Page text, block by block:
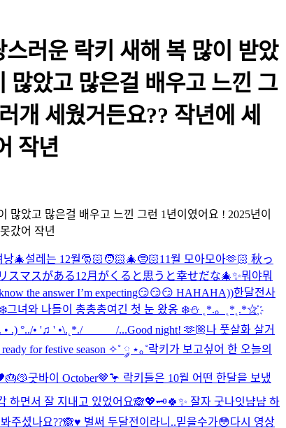
러운 락키 새해 복 많이 받았
많았고 많은걸 배우고 느낀 그
개 세웠거든요?? 작년에 세
작년
았고 많은걸 배우고 느낀 그런 1년이였어요 ! 2025년이
갔어 작년
낭🎄설레는 12월🎅🏻🧑🏻‍🎄🤶🏻11월 모아모아🫶🏻 秋っ
マスがある12月がくると思うと幸せだな🎄✨뭐야뭐
the answer I’m expecting😏😏😏 HAHAHA))한달전사
그녀와 나들이 총총총여긴 첫 눈 왔옹 ❄️⛄️ ˛*.。˛*˛.*☆҉
°../• '♫ ' •\.˛*./______/...Good night! 🫶🏼나 풋살화 살거
for festive season ✧˚ ༘ ⋆｡˚락키가 보고싶어 한 오늘의
굿바이 October🤎🦩 락키들은 10월 어떤 한달을 보냈
하면서 잘 지내고 있었어요🙈💖🗝️🍀✨ 잘자 굿나잇냠냠 하
주셨나요??🙈♥️ 벌써 두달전이라니..믿을수가😳다시 영상